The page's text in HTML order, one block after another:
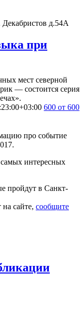
Декабристов д.54А
при
мест северной
— состоится серия
600 от 600
про событие
интересных
пройдут в Санкт-
сайте, сообщите